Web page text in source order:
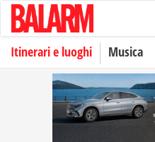
Itinerari e luoghi Musica